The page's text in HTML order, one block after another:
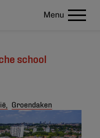
Menu
school
Groendaken